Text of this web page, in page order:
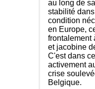
au long de
stabilité
condition
en Europe,
frontalement
et jacobine
C'est dans
activement
crise
Belgique.